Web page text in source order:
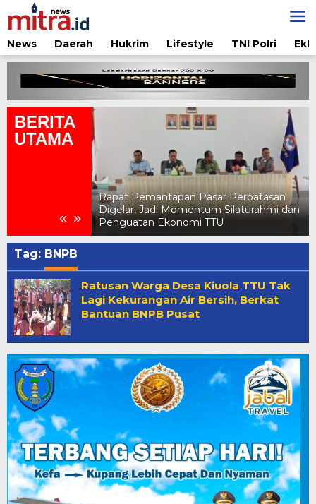
Lewati
ke
konten
News
Daerah Hukrim Lifestyle TNI Polri
BERITA
UTAMA
« »
Perbatasan
Silaturahmi dan
Pertamina Edukasi Penggunaan LPG
Aman di Jambore Daerah Pramuka X
NTT 2026
Tag: BNPB
Ratusan Warga Desa Kiuola TTU Tak
Lagi Kekurangan Air Bersih, Berkat
Bantuan BNPB Pusat